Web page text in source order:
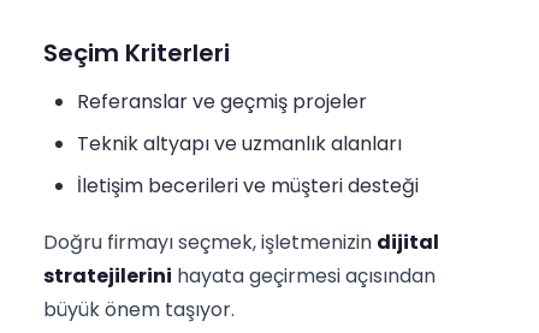
Seçim Kriterleri
Referanslar ve geçmiş projeler
Teknik altyapı ve uzmanlık alanları
İletişim becerileri ve müşteri desteği
Doğru firmayı seçmek, işletmenizin dijital
stratejilerini hayata geçirmesi açısından
büyük önem taşıyor.